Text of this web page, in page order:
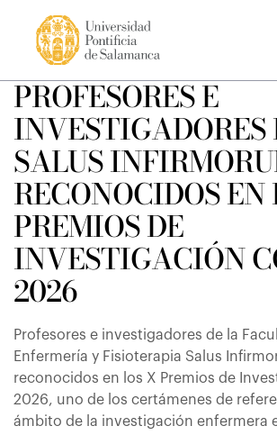
PROFESORES E
INVESTIGADORES
SALUS
RECONOCIDOS EN
PREMIOS DE
INVESTIGACIÓN
2026
Profesores e investigadores de la
Enfermería y Fisioterapia Salus
reconocidos en los X Premios de
2026, uno de los certámenes de
ámbito de la investigación enfermera